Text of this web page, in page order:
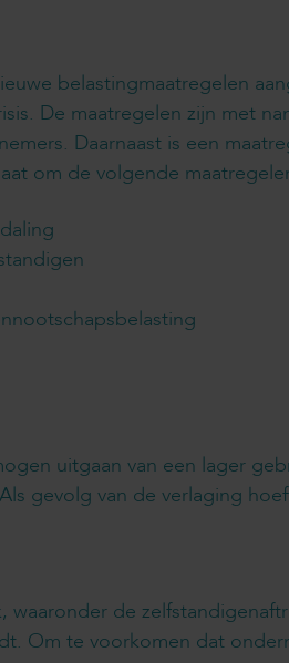
belastingmaatregelen
De maatregelen zijn met
Daarnaast is een
om de volgende
uitgaan van een lager
gevolg van de verlaging
de
Om te voorkomen dat